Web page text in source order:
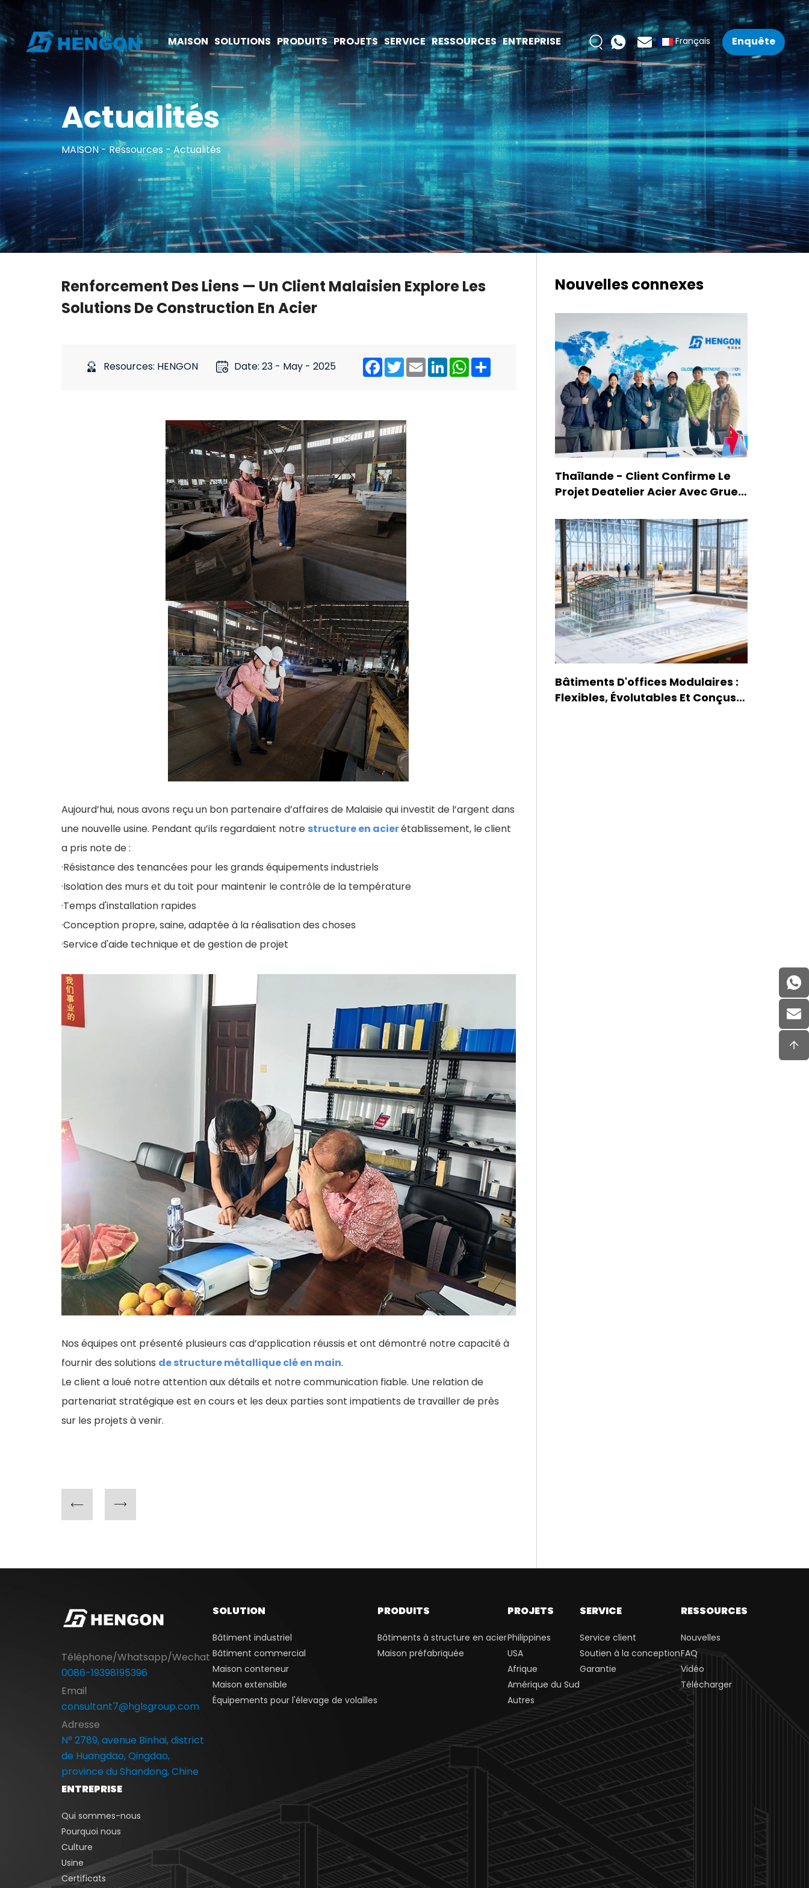
MAISON SOLUTIONS PRODUITS PROJETS SERVICE RESSOURCES ENTREPRISE Français Enquête
Actualités
MAISON Ressources Actualités
Renforcement Des Liens — Un Client Malaisien Explore Les
Solutions De Construction En Acier
Resources: HENGON Date: 23 - May - 2025
Aujourd’hui, nous avons reçu un bon partenaire d’affaires de Malaisie qui investit de l’argent dans
une nouvelle usine. Pendant qu’ils regardaient notrestructure en acierétablissement, le client
a pris note de :
·Résistance des tenancées pour les grands équipements industriels
·Isolation des murs et du toit pour maintenir le contrôle de la température
·Temps d'installation rapides
·Conception propre, saine, adaptée à la réalisation des choses
·Service d'aide technique et de gestion de projet
Nos équipes ont présenté plusieurs cas d’application réussis et ont démontré notre capacité à
fournir des solutions de structure métallique clé en main.
Le client a loué notre attention aux détails et notre communication fiable. Une relation de
partenariat stratégique est en cours et les deux parties sont impatients de travailler de près
sur les projets à venir.
Nouvelles connexes
Thaïlande - Client Confirme Le
Projet Deatelier Acier Avec Grue
Bâtiments D'offices Modulaires :
Flexibles, Évolutables Et Conçus
Téléphone/Whatsapp/Wechat
0086-19398195396
Email
consultant7@hglsgroup.com
Adresse
N° 2789, avenue Binhai, district
de Huangdao, Qingdao,
province du Shandong, Chine
SOLUTION
Bâtiment industriel
Bâtiment commercial
Maison conteneur
Maison extensible
Équipements pour l'élevage de volailles
PRODUITS
Bâtiments à structure en acier
Maison préfabriquée
PROJETS
Philippines
USA
Afrique
Amérique du Sud
Autres
SERVICE
Service client
Soutien à la conception
Garantie
RESSOURCES
Nouvelles
FAQ
Vidéo
Télécharger
ENTREPRISE
Qui sommes-nous
Pourquoi nous
Culture
Usine
Certificats